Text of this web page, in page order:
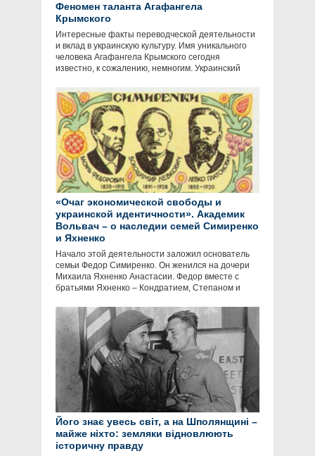
Феномен таланта Агафангела
Крымского
Интересные факты переводческой деятельности
и вклад в украинскую культуру. Имя уникального
человека Агафангела Крымского сегодня
известно, к сожалению, немногим. Украинский
«Очаг экономической свободы и
украинской идентичности». Академик
Вольвач – о наследии семей Симиренко
и Яхненко
Начало этой деятельности заложил основатель
семьи Федор Симиренко. Он женился на дочери
Михаила Яхненко Анастасии. Федор вместе с
братьями Яхненко – Кондратием, Степаном и
Його знає увесь світ, а на Шполянщині –
майже ніхто: земляки відновлюють
історичну правду